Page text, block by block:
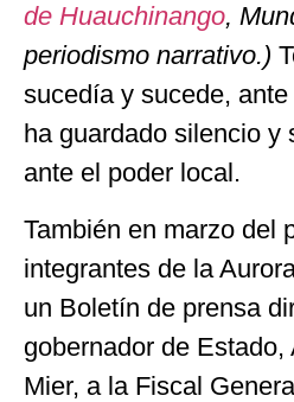
de Huauchinango,
periodismo narrativo.)
sucedía y sucede,
ha guardado silencio y
ante el poder local.
También en marzo del
integrantes de la
un Boletín de prensa
gobernador de
Mier, a la Fiscal